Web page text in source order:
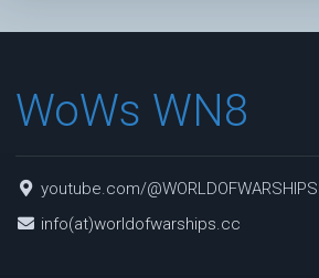
WoWs WN8
youtube.com/
info(at)worldofwarships.cc